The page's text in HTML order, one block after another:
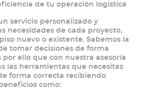
de tu operación logística
servicio personalizado y
necesidades de cada proyecto,
nuevo o existente. Sabemos la
tomar decisiones de forma
por ello que con nuestra asesoría
las herramientas que necesitas
forma correcta recibiendo
como: